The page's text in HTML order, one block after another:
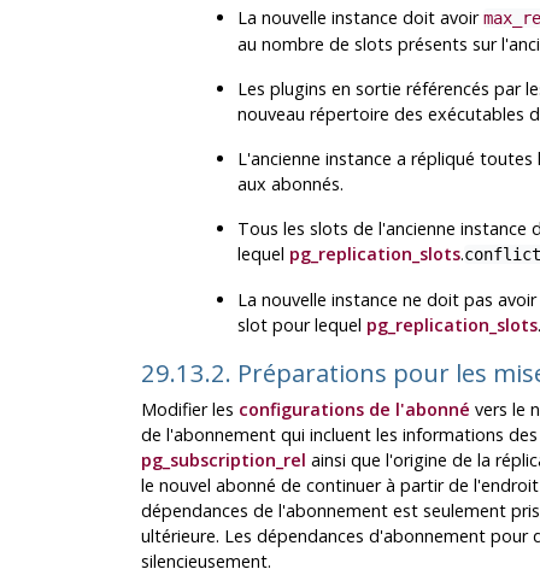
La nouvelle instance doit avoir
au nombre de slots présents sur
Les plugins en sortie référencés par
nouveau répertoire des exécutables
L'ancienne instance a répliqué
aux abonnés.
Tous les slots de l'ancienne
lequel pg_replication_slots.
La nouvelle instance ne doit pas
slot pour lequel pg_replication_slots.
29.13.2. Préparations pour les
Modifier les configurations de l'abonné vers le
de l'abonnement qui incluent les informations
pg_subscription_rel ainsi que l'origine de la
le nouvel abonné de continuer à partir de
dépendances de l'abonnement est seulement
ultérieure. Les dépendances d'abonnement pour
silencieusement.